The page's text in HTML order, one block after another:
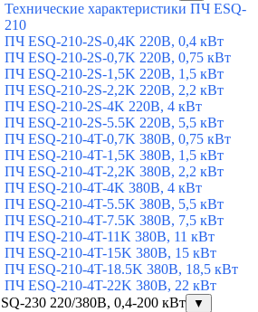
Технические характеристики ПЧ ESQ-
210
ПЧ ESQ-210-2S-0,4K 220В, 0,4 кВт
ПЧ ESQ-210-2S-0,7K 220В, 0,75 кВт
ПЧ ESQ-210-2S-1,5K 220В, 1,5 кВт
ПЧ ESQ-210-2S-2,2K 220В, 2,2 кВт
ПЧ ESQ-210-2S-4K 220В, 4 кВт
ПЧ ESQ-210-2S-5.5K 220В, 5,5 кВт
ПЧ ESQ-210-4T-0,7K 380В, 0,75 кВт
ПЧ ESQ-210-4T-1,5K 380В, 1,5 кВт
ПЧ ESQ-210-4T-2,2K 380В, 2,2 кВт
ПЧ ESQ-210-4T-4K 380В, 4 кВт
ПЧ ESQ-210-4T-5.5K 380В, 5,5 кВт
ПЧ ESQ-210-4T-7.5K 380В, 7,5 кВт
ПЧ ESQ-210-4T-11K 380В, 11 кВт
ПЧ ESQ-210-4T-15K 380В, 15 кВт
ПЧ ESQ-210-4T-18.5K 380В, 18,5 кВт
ПЧ ESQ-210-4T-22K 380В, 22 кВт
230 220/380В, 0,4-200 кВт
▼